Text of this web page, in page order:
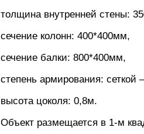
толщина внутренней стены:
сечение колонн: 400*400мм,
сечение балки: 800*400мм,
степень армирования: сеткой
высота цоколя: 0,8м.
Объект размещается в 1-м